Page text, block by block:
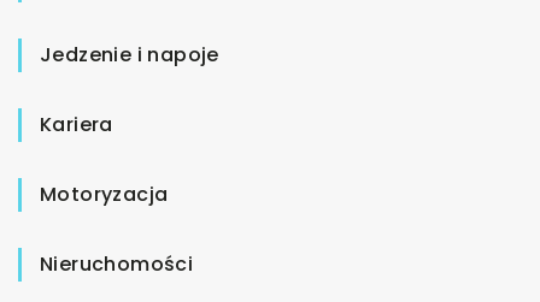
Jedzenie i napoje
Kariera
Motoryzacja
Nieruchomości